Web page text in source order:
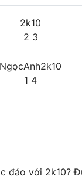
2k10
2 3
NgọcAnh2k10
1 4
đáo với